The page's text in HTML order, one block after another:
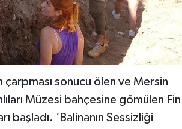
çarpması sonucu ölen ve Mersin
Müzesi bahçesine gömülen Fin
başladı. ‘Balinanın Sessizliği